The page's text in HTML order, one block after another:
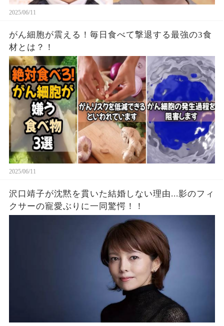
2025/06/11
がん細胞が震える！毎日食べて撃退する最強の3食
材とは？！
2025/06/11
沢口靖子が沈黙を貫いた結婚しない理由...影のフィ
クサーの寵愛ぶりに一同驚愕！！